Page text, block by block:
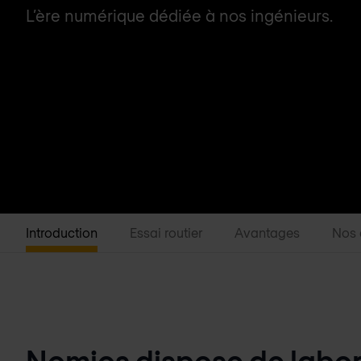
L’ère numérique dédiée à nos ingénieurs.
Introduction Essai routier Avantages Nos